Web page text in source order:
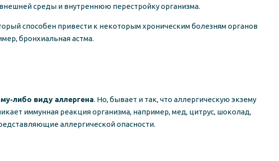
среды и внутреннюю перестройку организма.
способен привести к некоторым хроническим болезням органов
бронхиальная астма.
либо виду аллергена. Но, бывает и так, что аллергическую экзему
иммунная реакция организма, например, мед, цитрус, шоколад,
аллергической опасности.